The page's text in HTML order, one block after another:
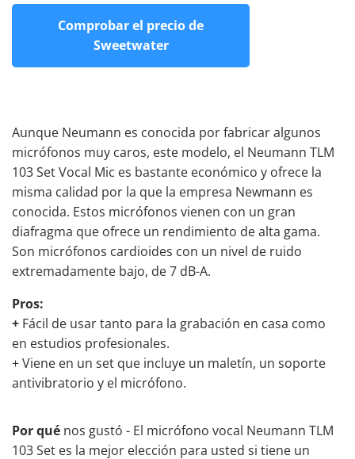
Comprobar el precio de
Sweetwater
Aunque Neumann es conocida por fabricar algunos
micrófonos muy caros, este modelo, el Neumann TLM
103 Set Vocal Mic es bastante económico y ofrece la
misma calidad por la que la empresa Newmann es
conocida. Estos micrófonos vienen con un gran
diafragma que ofrece un rendimiento de alta gama.
Son micrófonos cardioides con un nivel de ruido
extremadamente bajo, de 7 dB-A.
Pros:
+ Fácil de usar tanto para la grabación en casa como
en estudios profesionales.
+ Viene en un set que incluye un maletín, un soporte
antivibratorio y el micrófono.
Por qué nos gustó - El micrófono vocal Neumann TLM
103 Set es la mejor elección para usted si tiene un